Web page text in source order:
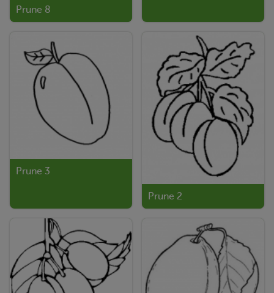
Prune 8
Prune 3
Prune 2